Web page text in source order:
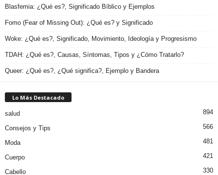
Blasfemia: ¿Qué es?, Significado Bíblico y Ejemplos
Fomo (Fear of Missing Out): ¿Qué es? y Significado
Woke: ¿Qué es?, Significado, Movimiento, Ideología y Progresismo
TDAH: ¿Qué es?, Causas, Síntomas, Tipos y ¿Cómo Tratarlo?
Queer: ¿Qué es?, ¿Qué significa?, Ejemplo y Bandera
Lo Más Destacado
salud 894
Consejos y Tips 566
Moda 481
Cuerpo 421
Cabello 330